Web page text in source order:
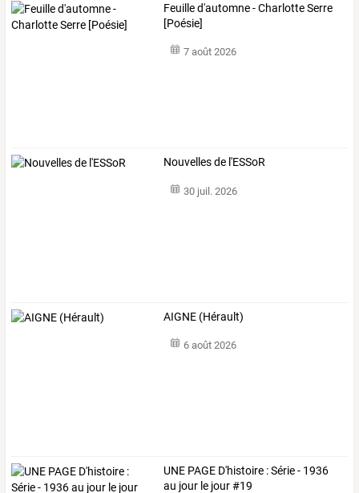
Feuille d'automne - Charlotte Serre
[Poésie]
7 août 2026
Nouvelles de l'ESSoR
30 juil. 2026
AIGNE (Hérault)
6 août 2026
UNE PAGE D'histoire : Série - 1936
au jour le jour #19